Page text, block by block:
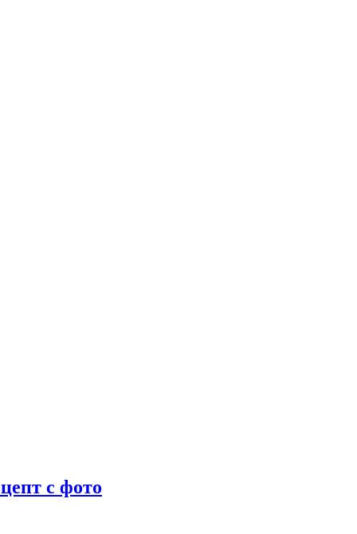
с фото